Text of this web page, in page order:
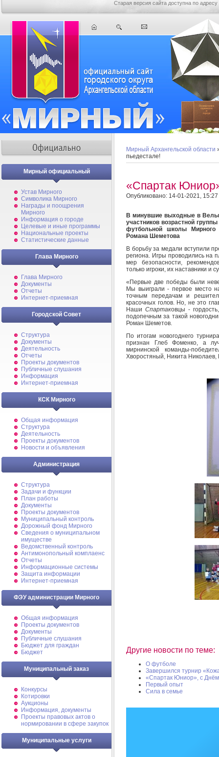
Старая версия сайта доступна по адресу
Мирный официальный
Устав Мирного
Символика Мирного
Награды и поощрения
Мирного
Информация о городе
Целевые и иные программы
Национальные проекты
Статистические данные
Глава Мирного
Глава Мирного
Документы
Отчеты
Интернет-приемная
Городской Совет
Структура
Документы
Деятельность
Отчеты
Проекты документов
Публичные слушания
Информация
Интернет-приемная
КСК Мирного
Общая информация
Структура
Деятельность
Проекты документов
Новости и объявления
Администрация
Структура
Задачи и функции
План работы
Документы
Проекты документов
Муниципальный контроль
Дорожный фонд Мирного
Cведения о муниципальном
имуществе
Ведомственный контроль
Антимонопольный комплаенс
Отчеты
Информационные системы
Защита информации
Интернет-приемная
ФЭУ администрации Мирного
Общая информация
Проекты документов
Документы
Публичные слушания
Бюджет для граждан
Бюджет
Муниципальный заказ
Конкурсы
Котировки
Аукционы
Информация, документы
Проекты правовых актов о
нормировании в сфере закупок
Муниципальные услуги
Мирный Архангельской области
пьедестале!
«Спартак
Опубликовано: 14-01-2021, 15:27
В минувшие выходные в
участников возрастной
футбольной школы Мирного
Романа Шеметова
В борьбу за медали вступили
региона. Игры проводились на
мер безопасности,
только игроки, их наставники и
«Первые две победы были
Мы выиграли - первое место
точным передачам и
красочных голов. Но, не это
Наши Спартаковцы -
подопечным за такой
Роман Шеметов.
По итогам новогоднего
признан Глеб Фоменко, а
мирнинской команды-
Хворостяный, Никита
Другие новости по теме:
О футболе
Завершился турнир
«Спартак Юниор», с
Первый опыт
Сила в семье